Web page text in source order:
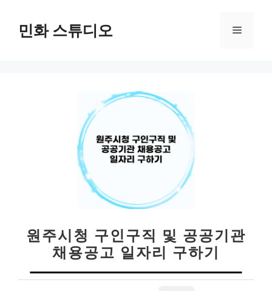
민화 스튜디오 메
원주시청 구인구직 및 공공기관
채용공고 일자리 구하기